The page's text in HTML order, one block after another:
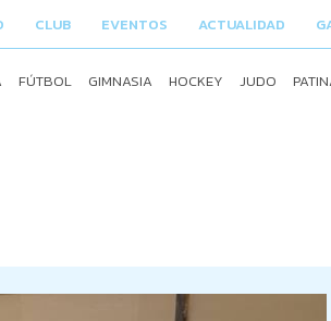
CLUB EVENTOS ACTUALIDAD
FÚTBOL GIMNASIA HOCKEY JUDO